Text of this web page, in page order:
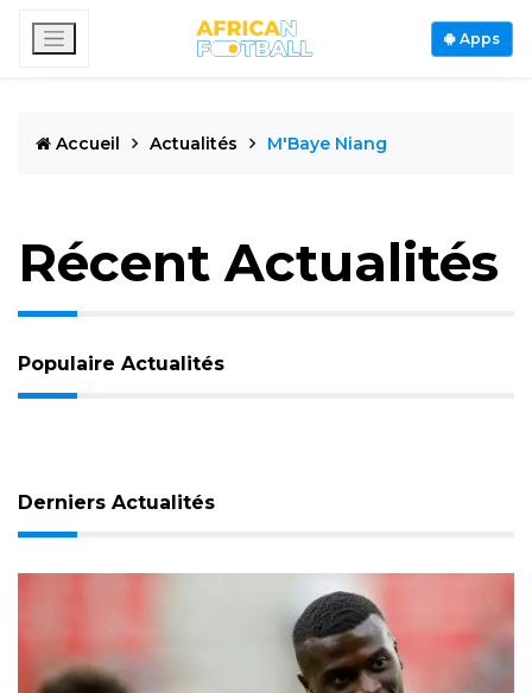
Apps
Accueil Actualités M'Baye Niang
Récent Actualités
Populaire Actualités
Derniers Actualités